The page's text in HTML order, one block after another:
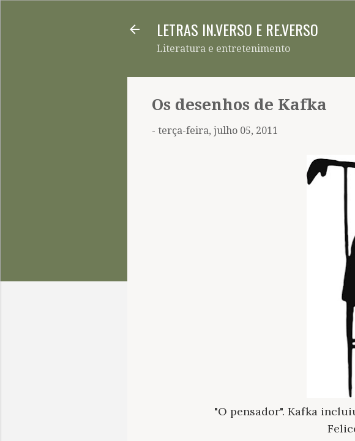
LETRAS IN.VERSO E RE.VERSO
Literatura e entretenimento
Os desenhos de Kafka
- terça-feira, julho 05, 2011
"O pensador". Kafka